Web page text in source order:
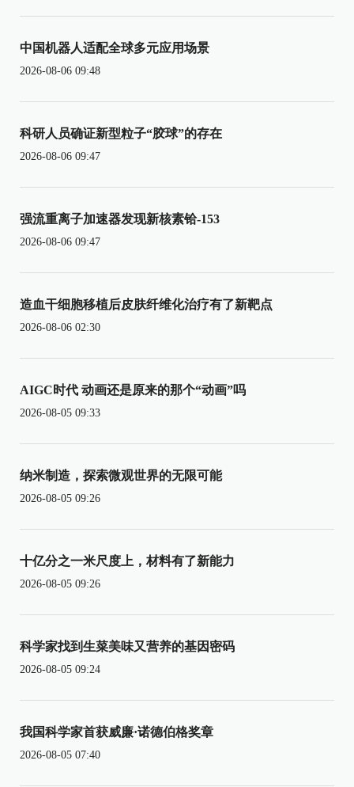
中国机器人适配全球多元应用场景
2026-08-06 09:48
科研人员确证新型粒子“胶球”的存在
2026-08-06 09:47
强流重离子加速器发现新核素铪-153
2026-08-06 09:47
造血干细胞移植后皮肤纤维化治疗有了新靶点
2026-08-06 02:30
AIGC时代 动画还是原来的那个“动画”吗
2026-08-05 09:33
纳米制造，探索微观世界的无限可能
2026-08-05 09:26
十亿分之一米尺度上，材料有了新能力
2026-08-05 09:26
科学家找到生菜美味又营养的基因密码
2026-08-05 09:24
我国科学家首获威廉·诺德伯格奖章
2026-08-05 07:40